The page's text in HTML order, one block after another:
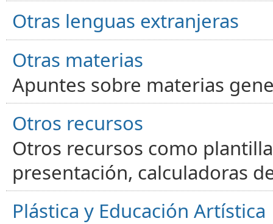
Otras lenguas extranjeras
Otras materias
Apuntes sobre materias
Otros recursos
Otros recursos como
presentación, calculadoras
Plástica y Educación Artística